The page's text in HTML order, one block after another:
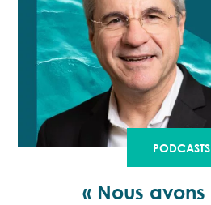
PODCASTS
« Nous